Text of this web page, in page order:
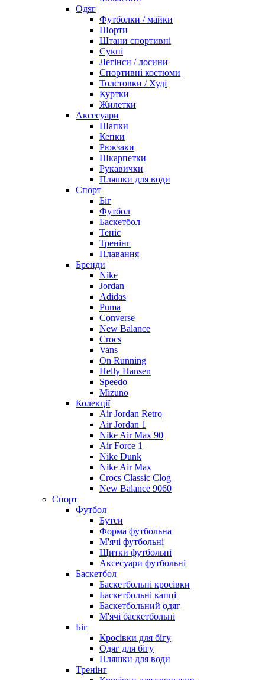
Одяг
Футболки / майки
Шорти
Штани спортивні
Сукні
Легінси / лосини
Спортивні костюми
Толстовки / Худі
Куртки
Жилетки
Аксесуари
Шапки
Кепки
Рюкзаки
Шкарпетки
Рукавички
Пляшки для води
Спорт
Біг
Футбол
Баскетбол
Теніс
Тренінг
Плавання
Бренди
Nike
Jordan
Adidas
Puma
Converse
New Balance
Crocs
Vans
On Running
Helly Hansen
Speedo
Mizuno
Колекції
Air Jordan Retro
Air Jordan 1
Nike Air Max 90
Air Force 1
Nike Dunk
Nike Air Max
Crocs Classic Clog
New Balance 9060
Спорт
Футбол
Бутси
Форма футбольна
М'ячі футбольні
Щитки футбольні
Аксесуари футбольні
Баскетбол
Баскетбольні кросівки
Баскетбольні капці
Баскетбольний одяг
М'ячі баскетбольні
Біг
Кросівки для бігу
Одяг для бігу
Пляшки для води
Тренінг